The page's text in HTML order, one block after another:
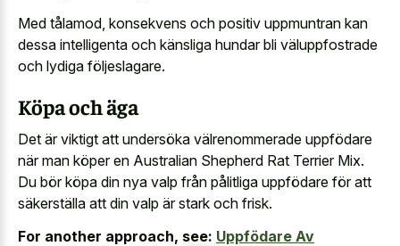
Med tålamod, konsekvens och positiv uppmuntran kan
dessa intelligenta och känsliga hundar bli väluppfostrade
och lydiga följeslagare.
Köpa och äga
Det är viktigt att undersöka välrenommerade uppfödare
när man köper en Australian Shepherd Rat Terrier Mix.
Du bör köpa din nya valp från pålitliga uppfödare för att
säkerställa att din valp är stark och frisk.
For another approach, see: Uppfödare Av